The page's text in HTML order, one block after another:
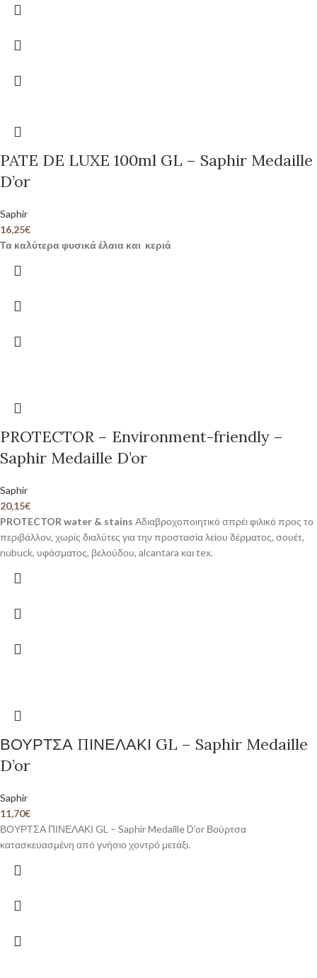
PATE DE LUXE 100ml GL – Saphir Medaille
D’or
Saphir
16,25€
Τα καλύτερα φυσικά έλαια και κεριά
PROTECTOR – Environment-friendly –
Saphir Medaille D’or
Saphir
20,15€
PROTECTOR water & stains Αδιαβροχοποιητικό σπρέι φιλικό προς το
περιβάλλον, χωρίς διαλύτες για την προστασία λείου δέρματος, σουέτ,
nubuck, υφάσματος, βελούδου, alcantara και tex.
ΒΟΥΡΤΣΑ ΠΙΝΕΛΑΚΙ GL – Saphir Medaille
D’or
Saphir
11,70€
ΒΟΥΡΤΣΑ ΠΙΝΕΛΑΚΙ GL – Saphir Medaille D’or Βούρτσα
κατασκευασμένη από γνήσιο χοντρό μετάξι.